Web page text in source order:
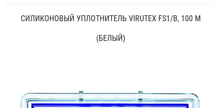
СИЛИКОНОВЫЙ УПЛОТНИТЕЛЬ VIRUTEX FS1/B, 100 М
(БЕЛЫЙ)